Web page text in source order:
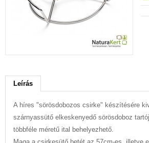
Leírás
A híres "sörösdobozos csirke" készítésére
szárnyassütő elkeskenyedő sörösdoboz
többféle méretű ital behelyezhető.